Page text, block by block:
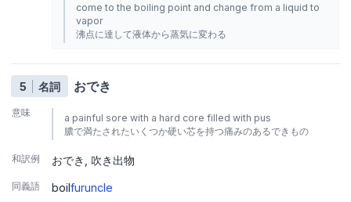
come to the boiling point and change from a liquid to
vapor
沸点に達して液体から蒸気に変わる
5 名詞 おでき
意味
a painful sore with a hard core filled with pus
膿で満たされたいくつか硬い芯を持つ痛みのあるできもの
和訳例 おでき 吹き出物
同義語 boilfuruncle